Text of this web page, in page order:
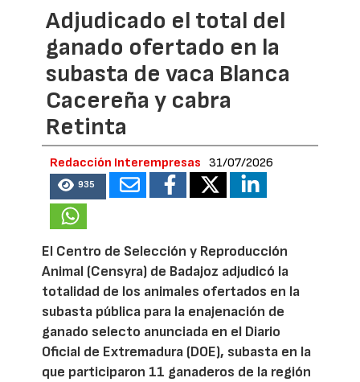
Adjudicado el total del
ganado ofertado en la
subasta de vaca Blanca
Cacereña y cabra
Retinta
Redacción Interempresas 31/07/2026
935
El Centro de Selección y Reproducción
Animal (Censyra) de Badajoz adjudicó la
totalidad de los animales ofertados en la
subasta pública para la enajenación de
ganado selecto anunciada en el Diario
Oficial de Extremadura (DOE), subasta en la
que participaron 11 ganaderos de la región